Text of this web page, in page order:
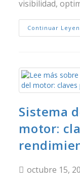
visibilidad,
Continuar
Sistema
motor:
octubre 15,